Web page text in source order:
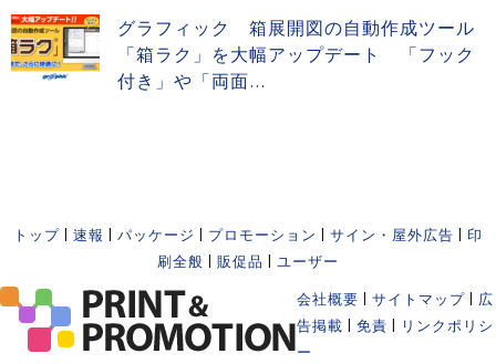
グラフィック 箱展開図の自動作成ツール
「箱ラク」を大幅アップデート 「フック
付き」や「両面...
トップ 速報 パッケージ プロモーション サイン・屋外広告
印
刷全般
販促品 ユーザー
会社概要 サイトマップ
広
告掲載
免責
リンクポリシ
ー